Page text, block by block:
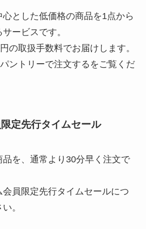
とした低価格の商品を1点から
ービスです。
の取扱手数料でお届けします。
ントリーで注文するをご覧くだ
定先行タイムセール
品を、通常より30分早く注文で
員限定先行タイムセールにつ
。